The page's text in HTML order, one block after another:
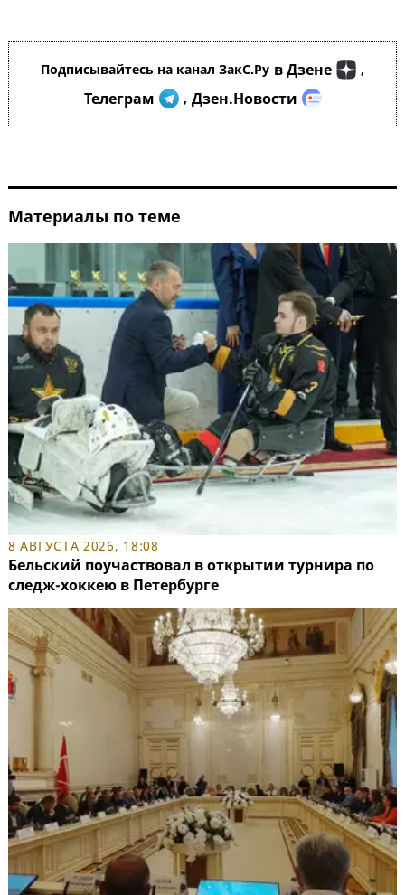
Подписывайтесь на канал ЗакС.Ру в Дзене ,
Телеграм , Дзен.Новости
Материалы по теме
8 АВГУСТА 2026, 18:08
Бельский поучаствовал в открытии турнира по
следж-хоккею в Петербурге